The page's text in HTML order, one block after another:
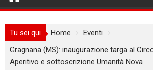
Tu sei qui Home
Eventi
Gragnana (MS): inaugurazione targa al
Aperitivo e sottoscrizione Umanità Nova